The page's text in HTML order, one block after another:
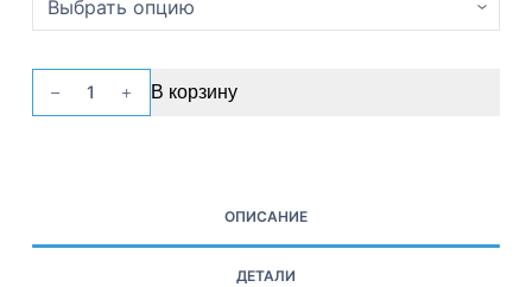
Количество
У2-
В корзину
ОПИСАНИЕ
ДЕТАЛИ